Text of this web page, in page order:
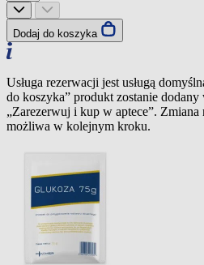
Dodaj do koszyka
Usługa rezerwacji jest usługą
do koszyka” produkt zostanie
„Zarezerwuj i kup w aptece”. Zmiana
możliwa w kolejnym kroku.